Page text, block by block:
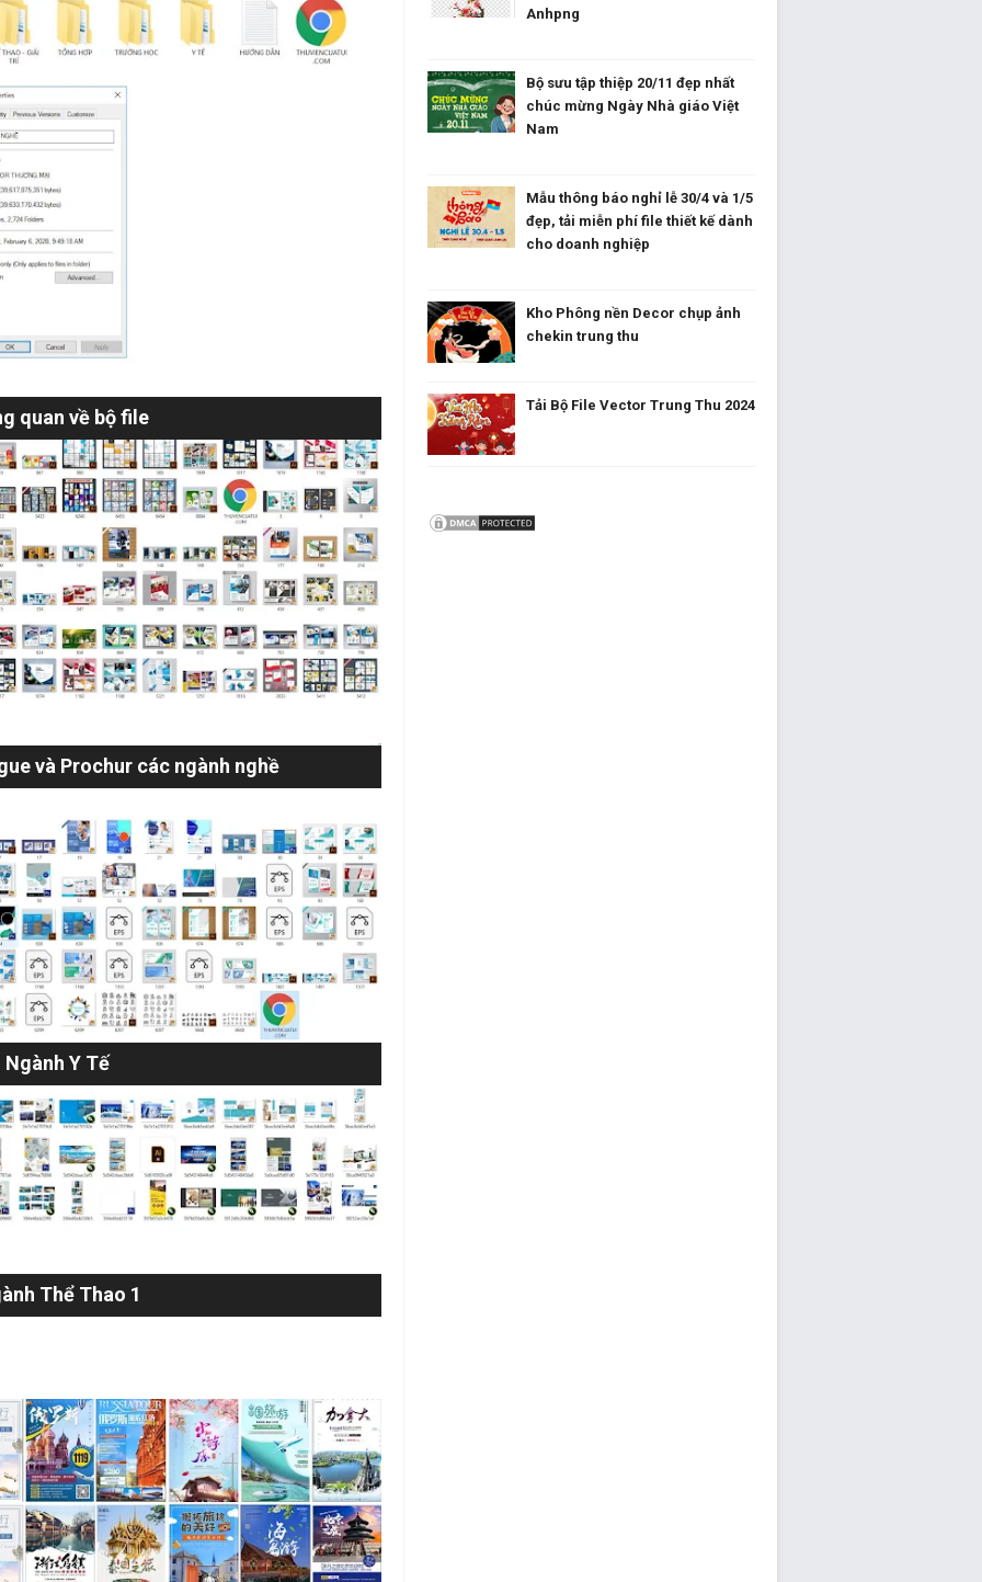
quan về bộ file
và Prochur các ngành nghề
Ngành Y Tế
Thể Thao 1
Anhpng
Bộ sưu tập thiệp 20/11 đẹp nhất
chúc mừng Ngày Nhà giáo Việt
Nam
Mẫu thông báo nghỉ lễ 30/4 và 1/5
đẹp, tải miễn phí file thiết kế dành
cho doanh nghiệp
Kho Phông nền Decor chụp ảnh
chekin trung thu
Tải Bộ File Vector Trung Thu 2024